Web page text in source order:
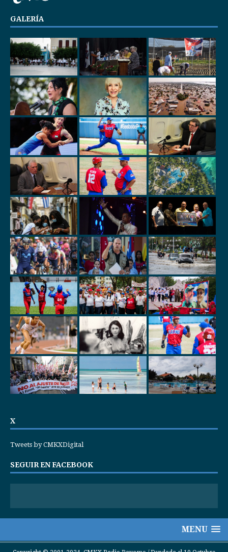
GALERÍA
X
Tweets by CMKXDigital
SEGUIR EN FACEBOOK
MENU